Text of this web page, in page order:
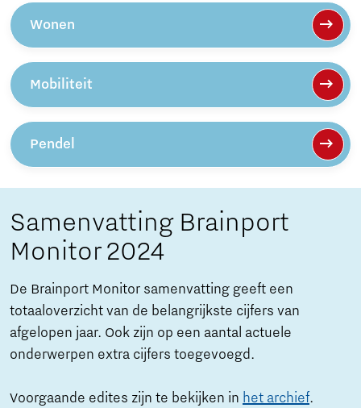
Wonen
Mobiliteit
Pendel
Samenvatting Brainport
Monitor 2024
De Brainport Monitor samenvatting geeft een
totaaloverzicht van de belangrijkste cijfers van
afgelopen jaar. Ook zijn op een aantal actuele
onderwerpen extra cijfers toegevoegd.
Voorgaande edites zijn te bekijken in het archief.